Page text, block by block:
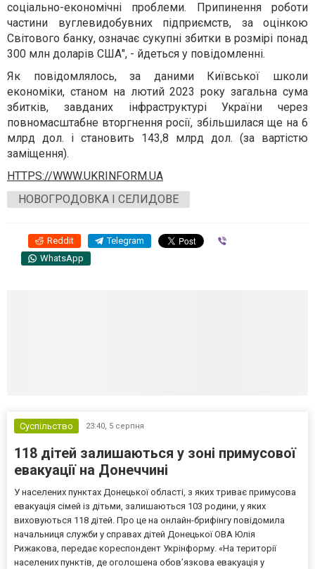
соціально-економічні проблеми. Припинення роботи
частини вуглевидобувних підприємств, за оцінкою
Світового банку, означає сукупні збитки в розмірі понад
300 млн доларів США", - йдеться у повідомленні.
Як повідомлялось, за даними Київської школи
економіки, станом на лютий 2023 року загальна сума
збитків, завданих інфраструктурі України через
повномасштабне вторгнення росії, збільшилася ще на 6
млрд дол. і становить 143,8 млрд дол. (за вартістю
заміщення).
HTTPS://WWW.UKRINFORM.UA
НОВОГРОДОВКА І СЕЛИДОВЕ
Reddit Telegram
WhatsApp
Суспільство 23:40, 5 серпня
118 дітей залишаються у зоні примусової
евакуації на Донеччині
У населених пунктах Донецької області, з яких триває примусова
евакуація сімей із дітьми, залишаються 103 родини, у яких
виховуються 118 дітей. Про це на онлайн-брифінгу повідомила
начальниця служби у справах дітей Донецької ОВА Юлія
Рижакова, передає кореспондент Укрінформу. «На території
населених пунктів, де оголошена обов’язкова евакуація у